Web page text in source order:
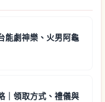
能劇神樂、火男阿龜
｜領取方式、禮儀與